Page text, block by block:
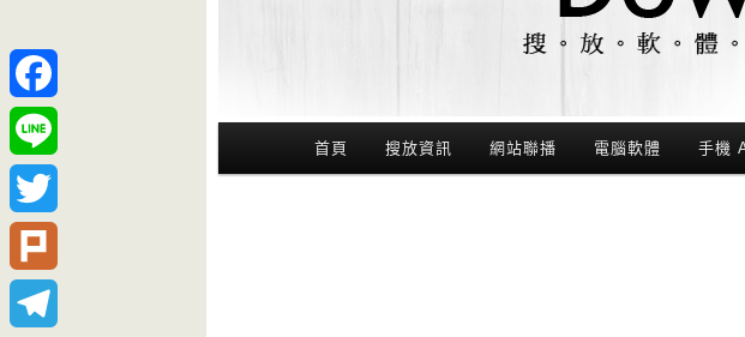
Main Menu
首頁 搜放資訊 網站聯播 電腦軟體 手機
Facebook
Line
Twitter
Plurk